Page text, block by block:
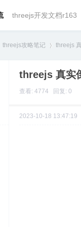
threejs开发文档r163
threejs攻略笔记
›
threejs
threejs 真实
查看: 4774 回复: 0
2023-10-18 13:47:19